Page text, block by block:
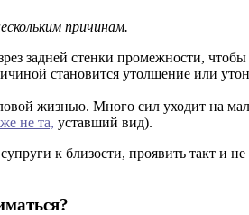
причинам.
задней стенки промежности,
становится утолщение или
жизнью. Много сил уходит на
не та, уставший вид).
к близости, проявить такт и